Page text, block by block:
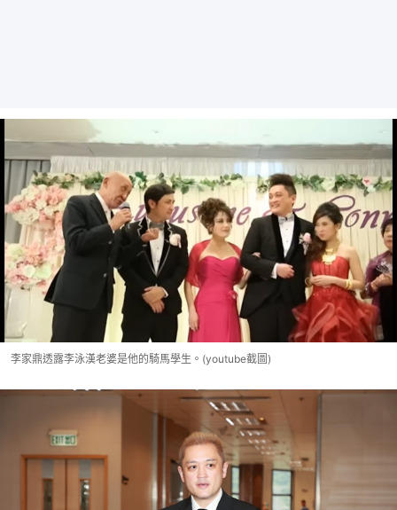
李家鼎透露李泳漢老婆是他的騎馬學生。(youtube截圖)